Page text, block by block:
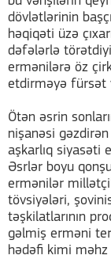
dövlətlərinin
həqiqəti üzə
dəfələrlə törətdiyi
ermənilərə öz
etdirməyə fürsət
Ötən əsrin
nişanəsi
aşkarlıq siyasəti
Əsrlər boyu
ermənilər
tövsiyələri,
təşkilatlarının
gəlmiş erməni
hədəfi kimi məhz